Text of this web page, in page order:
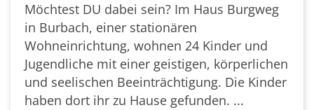
Möchtest DU dabei sein? Im Haus Burgweg
in Burbach, einer stationären
Wohneinrichtung, wohnen 24 Kinder und
Jugendliche mit einer geistigen, körperlichen
und seelischen Beeinträchtigung. Die Kinder
haben dort ihr zu Hause gefunden. ...